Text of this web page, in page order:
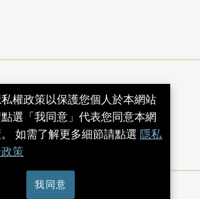
權政策以保護您個人於本網站
選「我同意」代表您同意本網
如需了解更多細節請點選 隱私
策
我同意